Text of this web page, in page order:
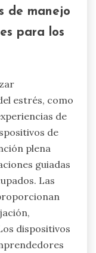
de manejo
para los
estrés, como
de
de
plena
guiadas
Las
dispositivos